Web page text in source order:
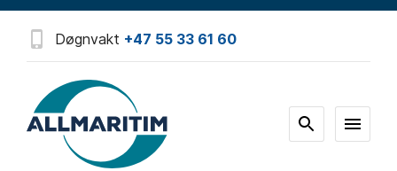
Døgnvakt +47 55 33 61 60